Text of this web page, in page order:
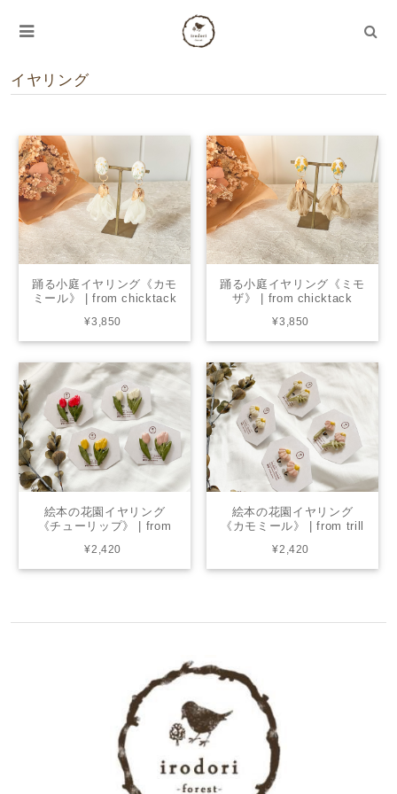
イヤリング
踊る小庭イヤリング《カモ
ミール》 | from chicktack
¥3,850
踊る小庭イヤリング《ミモ
ザ》 | from chicktack
¥3,850
絵本の花園イヤリング
《チューリップ》 | from
¥2,420
絵本の花園イヤリング
《カモミール》 | from trill
¥2,420